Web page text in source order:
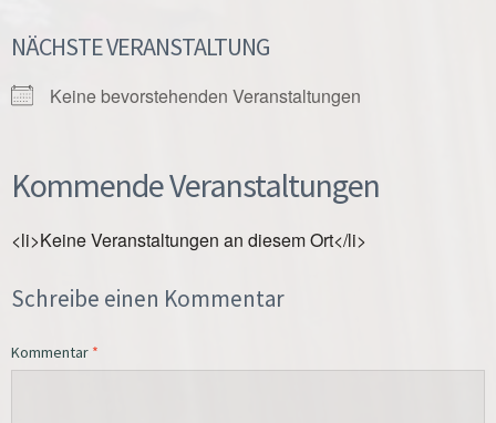
NÄCHSTE VERANSTALTUNG
Keine bevorstehenden Veranstaltungen
Kommende Veranstaltungen
<li>Keine Veranstaltungen an diesem Ort</li>
Schreibe einen Kommentar
Kommentar *